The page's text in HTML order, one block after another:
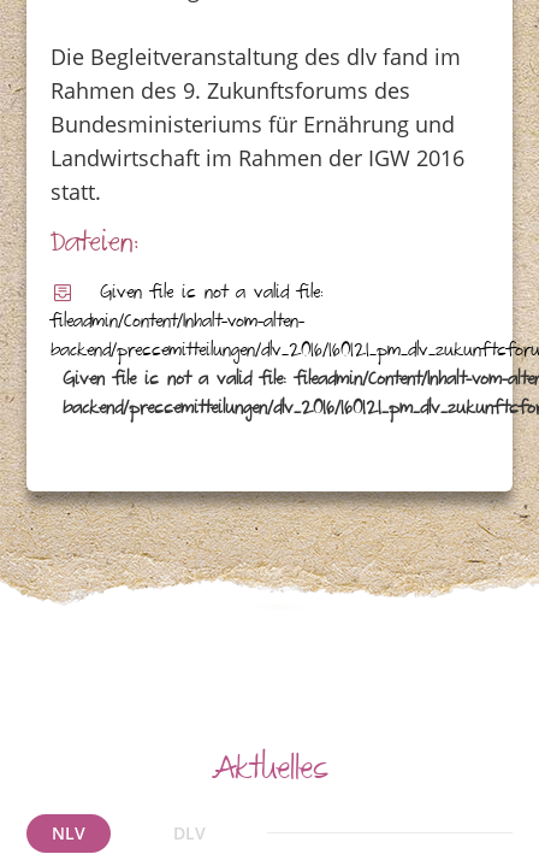
Die Begleitveranstaltung des dlv fand im
Rahmen des 9. Zukunftsforums des
Bundesministeriums für Ernährung und
Landwirtschaft im Rahmen der IGW 2016
statt.
Dateien:
Given file is not a valid file:
fileadmin/Content/Inhalt-vom-alten-
backend/pressemitteilungen/dlv_2016/
Given file is not a valid file: fileadmin/Content/Inhalt-vom-
backend/pressemitteilungen/dlv_2016/
Aktuelles
NLV DLV